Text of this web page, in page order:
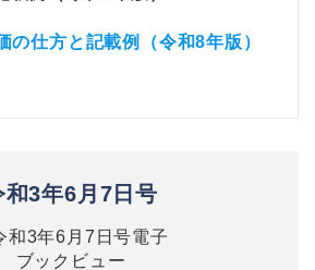
の仕方と記載例（令和8年版）
和3年6月7日号